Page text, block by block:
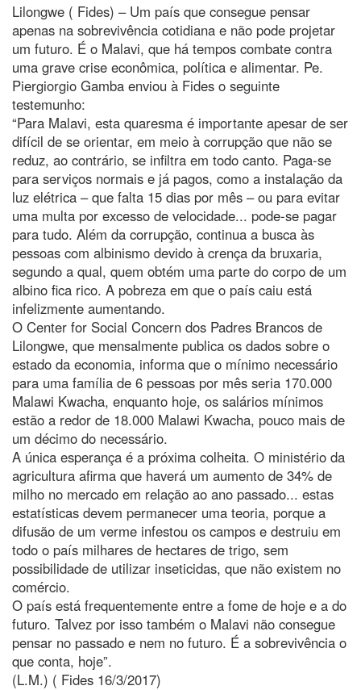
Lilongwe ( Fides) – Um país que consegue pensar
apenas na sobrevivência cotidiana e não pode projetar
um futuro. É o Malavi, que há tempos combate contra
uma grave crise econômica, política e alimentar. Pe.
Piergiorgio Gamba enviou à Fides o seguinte
testemunho:
“Para Malavi, esta quaresma é importante apesar de ser
difícil de se orientar, em meio à corrupção que não se
reduz, ao contrário, se infiltra em todo canto. Paga-se
para serviços normais e já pagos, como a instalação da
luz elétrica – que falta 15 dias por mês – ou para evitar
uma multa por excesso de velocidade... pode-se pagar
para tudo. Além da corrupção, continua a busca às
pessoas com albinismo devido à crença da bruxaria,
segundo a qual, quem obtém uma parte do corpo de um
albino fica rico. A pobreza em que o país caiu está
infelizmente aumentando.
O Center for Social Concern dos Padres Brancos de
Lilongwe, que mensalmente publica os dados sobre o
estado da economia, informa que o mínimo necessário
para uma família de 6 pessoas por mês seria 170.000
Malawi Kwacha, enquanto hoje, os salários mínimos
estão a redor de 18.000 Malawi Kwacha, pouco mais de
um décimo do necessário.
A única esperança é a próxima colheita. O ministério da
agricultura afirma que haverá um aumento de 34% de
milho no mercado em relação ao ano passado... estas
estatísticas devem permanecer uma teoria, porque a
difusão de um verme infestou os campos e destruiu em
todo o país milhares de hectares de trigo, sem
possibilidade de utilizar inseticidas, que não existem no
comércio.
O país está frequentemente entre a fome de hoje e a do
futuro. Talvez por isso também o Malavi não consegue
pensar no passado e nem no futuro. É a sobrevivência o
que conta, hoje”.
(L.M.) ( Fides 16/3/2017)